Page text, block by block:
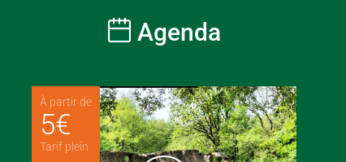
Agenda
À partir de
5€
Tarif plein